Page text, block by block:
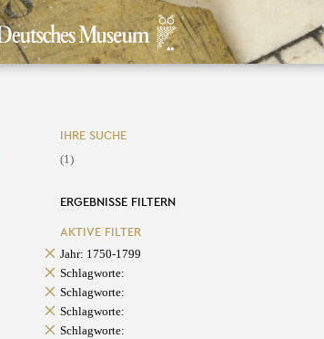
IHRE SUCHE
(1)
ERGEBNISSE FILTERN
AKTIVE FILTER
Jahr: 1750-1799
Schlagworte:
Schlagworte:
Schlagworte:
Schlagworte: